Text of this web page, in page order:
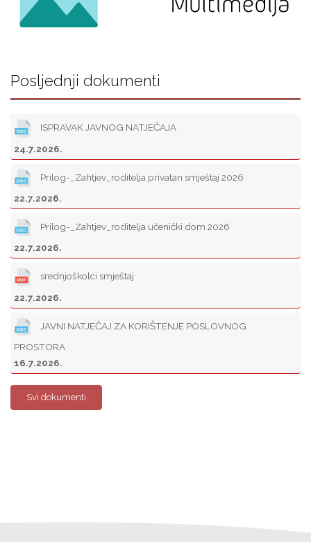
Posljednji dokumenti
ISPRAVAK JAVNOG NATJEČAJA
24.7.2026.
Prilog-_Zahtjev_roditelja privatan smještaj 2026
22.7.2026.
Prilog-_Zahtjev_roditelja učenički dom 2026
22.7.2026.
srednjoškolci smještaj
22.7.2026.
JAVNI NATJEČAJ ZA KORIŠTENJE POSLOVNOG
PROSTORA
16.7.2026.
Svi dokumenti